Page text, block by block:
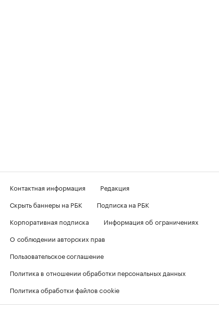
Контактная информация
Редакция
Скрыть баннеры на РБК
Подписка на РБК
Корпоративная подписка
Информация об ограничениях
О соблюдении авторских прав
Пользовательское соглашение
Политика в отношении обработки персональных данных
Политика обработки файлов cookie